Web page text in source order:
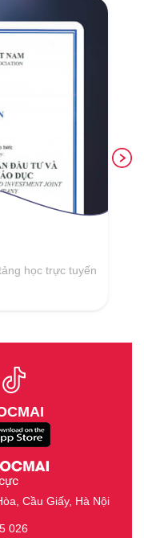
trong lĩnh
2018 do Hiệp
Cầu Giấy, Hà Nội
026